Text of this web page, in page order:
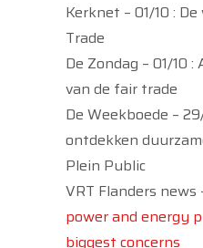
Kerknet – 01/10 :
Trade
De Zondag – 01/10
van de fair trade
De Weekboede –
ontdekken
Plein Public
VRT Flanders news
power and energy
biggest concerns